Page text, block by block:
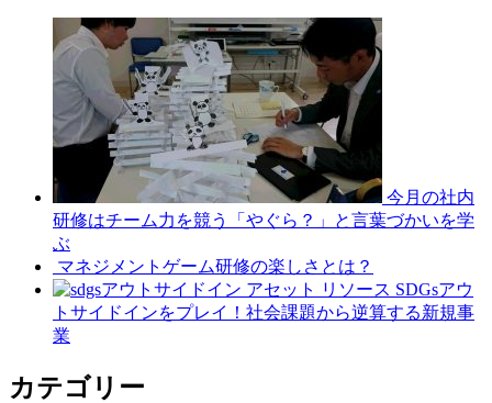
今月の社内
研修はチーム力を競う「やぐら？」と言葉づかいを学
ぶ
マネジメントゲーム研修の楽しさとは？
SDGsアウ
トサイドインをプレイ！社会課題から逆算する新規事
業
カテゴリー